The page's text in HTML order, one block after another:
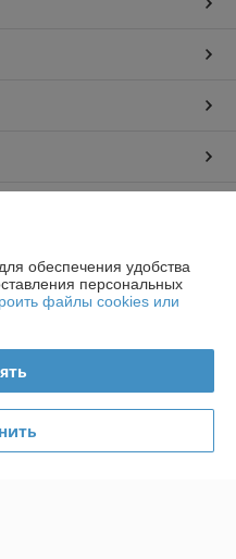
ИП Радевич Александр
обеспечения удобства
персональных
файлы cookies или